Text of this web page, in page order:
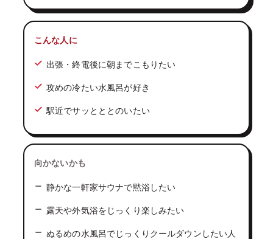
こんな人に
出張・終電後に朝までこもりたい
攻めの冷たい水風呂が好き
駅近でサッとととのいたい
向かないかも
静かな一軒家サウナで黙浴したい
露天や外気浴をじっくり楽しみたい
ぬるめの水風呂でじっくりクールダウンしたい人